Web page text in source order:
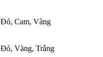
Đỏ, Cam, Vàng
Đỏ, Vàng, Trắng